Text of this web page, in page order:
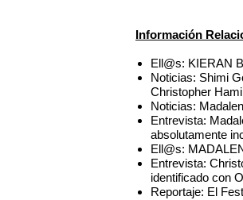
Información
Ell@s: KIERAN
Noticias: Shimi
Christopher
Noticias:
Entrevista:
absolutamente
Ell@s:
Entrevista:
identificado con
Reportaje: El